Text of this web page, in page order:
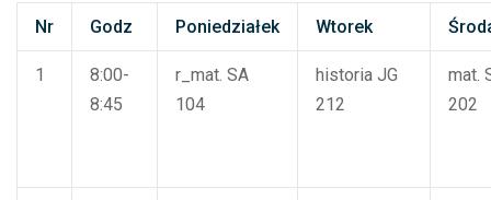
Nr Godz Poniedziałek Wtorek
1
8:00-
8:45
r_mat. SA
104
historia JG
212
mat.
202